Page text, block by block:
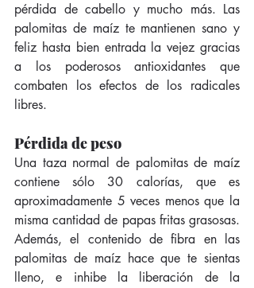
pérdida de cabello y mucho más. Las
palomitas de maíz te mantienen sano y
feliz hasta bien entrada la vejez gracias
a los poderosos antioxidantes que
combaten los efectos de los radicales
libres.
Pérdida de peso
Una taza normal de palomitas de maíz
contiene sólo 30 calorías, que es
aproximadamente 5 veces menos que la
misma cantidad de papas fritas grasosas.
Además, el contenido de fibra en las
palomitas de maíz hace que te sientas
lleno, e inhibe la liberación de la